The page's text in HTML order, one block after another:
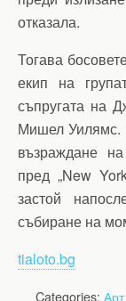
отказала.
Тогава
екип на
съпругата на
Мишел Уилямс.
възраждане
пред „New
застой
събиране на
tialoto.bg
Categories: Арт